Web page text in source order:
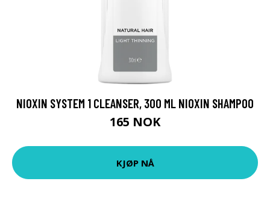
NIOXIN SYSTEM 1 CLEANSER, 300 ML NIOXIN SHAMPOO
165 NOK
KJØP NÅ